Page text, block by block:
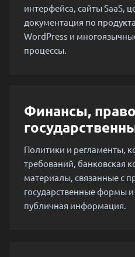
интерфейса, сайты SaaS,
документация по
WordPress и
процессы.
Финансы,
Политики и регламенты,
требований, банковская
материалы, связанные с
государственные формы
публичная информация.